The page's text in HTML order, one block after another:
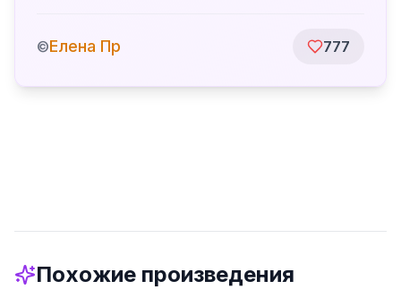
©Елена Пр 777
Похожие произведения